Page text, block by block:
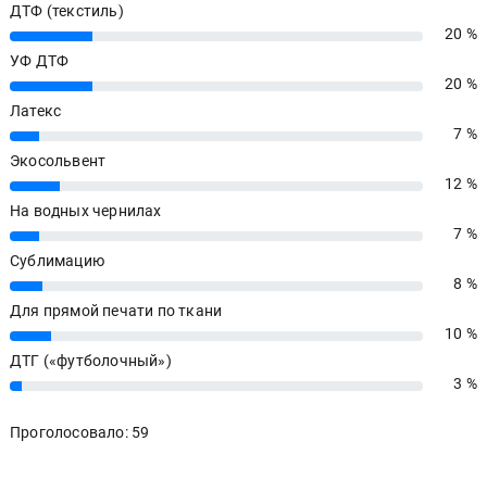
ДТФ (текстиль)
20%
20 %
УФ ДТФ
20%
20 %
Латекс
7%
7 %
Экосольвент
12%
12 %
На водных чернилах
7%
7 %
Сублимацию
8%
8 %
Для прямой печати по ткани
10%
10 %
ДТГ («футболочный»)
3% 3 %
Проголосовало: 59